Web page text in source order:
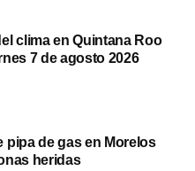
clima en Quintana Roo
7 de agosto 2026
pipa de gas en Morelos
heridas